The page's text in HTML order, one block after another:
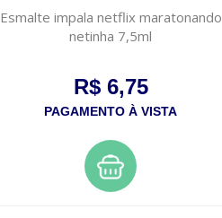
Esmalte impala netflix maratonando
netinha 7,5ml
R$ 6,75
PAGAMENTO À VISTA